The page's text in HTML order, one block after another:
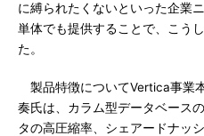
に縛られたくないといった企業
単体でも提供することで、こう
た。
製品特徴についてVertica事業
奏氏は、カラム型データベース
タの高圧縮率、シェアードナッ